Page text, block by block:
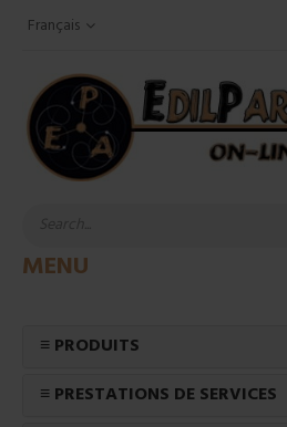
Français
MENU
≡ PRODUITS
≡ PRESTATIONS DE SERVICES